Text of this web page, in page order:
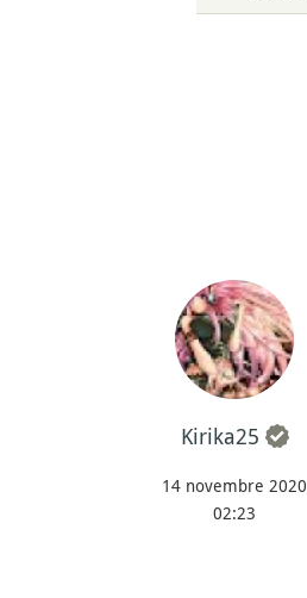
Kirika25
14 novembre 2020
02:23